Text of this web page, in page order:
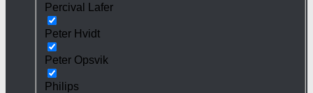
Percival Lafer
Peter Hvidt
Peter Opsvik
Philips